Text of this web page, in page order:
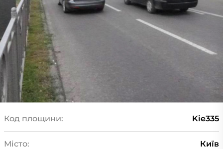
Код площини: Kie335
Місто: Київ